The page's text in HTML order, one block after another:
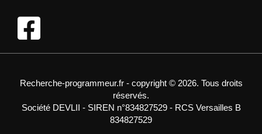
Recherche-programmeur.fr - copyright © 2026. Tous droits
réservés.
Société DEVLII - SIREN n°834827529 - RCS Versailles B
834827529